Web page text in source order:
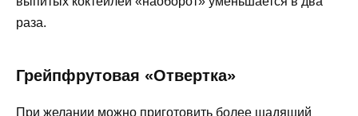
раза.
Грейпфрутовая «Отвертка»
При желании можно приготовить более щадящий